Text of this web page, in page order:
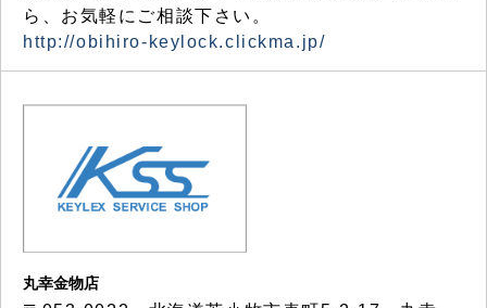
ら、お気軽にご相談下さい。
http://obihiro-keylock.clickma.jp/
丸幸金物店